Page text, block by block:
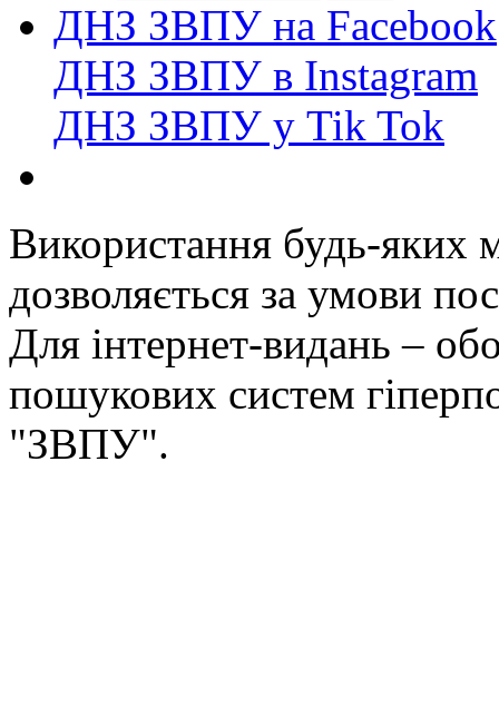
ДНЗ ЗВПУ на Facebook
ДНЗ ЗВПУ в Instagram
ДНЗ ЗВПУ у Tik Tok
Використання будь-яких
дозволяється за умови
Для інтернет-видань –
пошукових систем
"ЗВПУ".